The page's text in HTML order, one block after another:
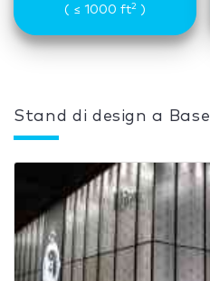
( ≤ 1000 ft2)
Stand di design a Basel